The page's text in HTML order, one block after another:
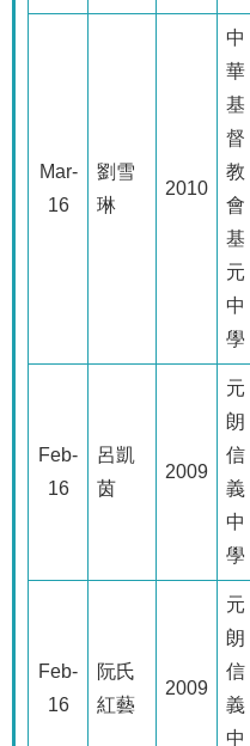
Mar-
16
劉雪
琳
2010
中
華
基
督
教
會
基
元
中
學
Feb-
16
呂凱
茵
2009
元
朗
信
義
中
學
Feb-
16
阮氏
紅藝
2009
元
朗
信
義
中